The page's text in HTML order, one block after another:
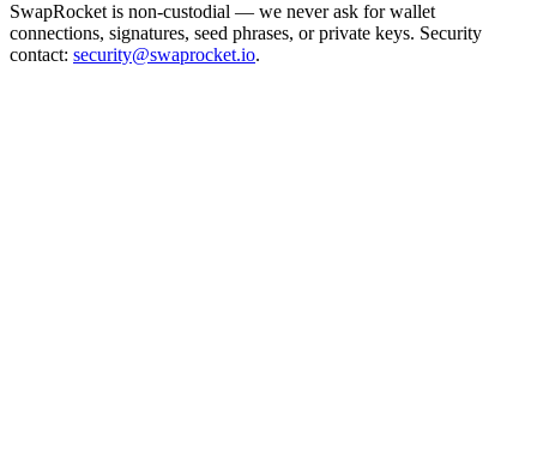
SwapRocket is non-custodial — we never ask for wallet
connections, signatures, seed phrases, or private keys. Security
contact: security@swaprocket.io.